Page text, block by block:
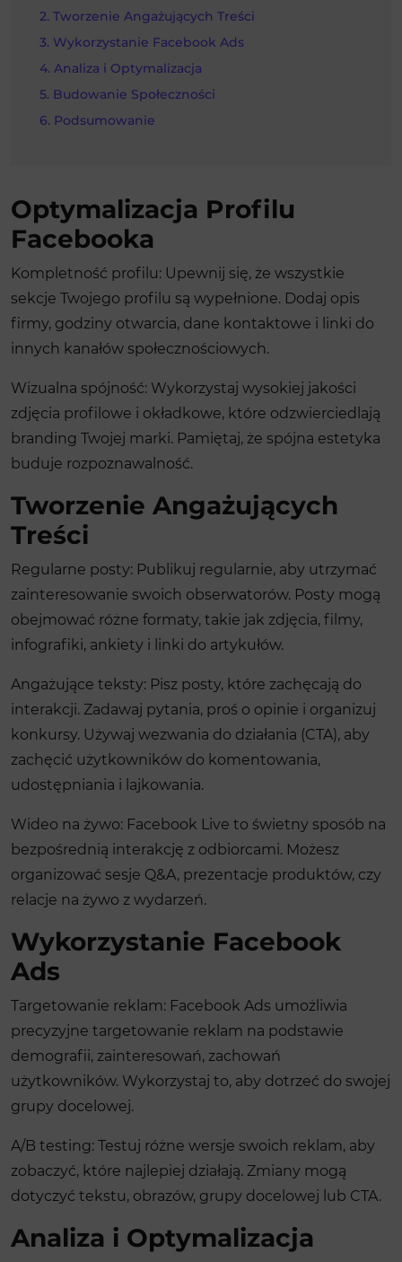
Tworzenie Angażujących Treści
Wykorzystanie Facebook Ads
Analiza i Optymalizacja
Budowanie Społeczności
Podsumowanie
Optymalizacja Profilu
Facebooka
Kompletność profilu: Upewnij się, że wszystkie
sekcje Twojego profilu są wypełnione. Dodaj opis
firmy, godziny otwarcia, dane kontaktowe i linki do
innych kanałów społecznościowych.
Wizualna spójność: Wykorzystaj wysokiej jakości
zdjęcia profilowe i okładkowe, które odzwierciedlają
branding Twojej marki. Pamiętaj, że spójna estetyka
buduje rozpoznawalność.
Tworzenie Angażujących
Treści
Regularne posty: Publikuj regularnie, aby utrzymać
zainteresowanie swoich obserwatorów. Posty mogą
obejmować różne formaty, takie jak zdjęcia, filmy,
infografiki, ankiety i linki do artykułów.
Angażujące teksty: Pisz posty, które zachęcają do
interakcji. Zadawaj pytania, proś o opinie i organizuj
konkursy. Używaj wezwania do działania (CTA), aby
zachęcić użytkowników do komentowania,
udostępniania i lajkowania.
Wideo na żywo: Facebook Live to świetny sposób na
bezpośrednią interakcję z odbiorcami. Możesz
organizować sesje Q&A, prezentacje produktów, czy
relacje na żywo z wydarzeń.
Wykorzystanie Facebook
Ads
Targetowanie reklam: Facebook Ads umożliwia
precyzyjne targetowanie reklam na podstawie
demografii, zainteresowań, zachowań
użytkowników. Wykorzystaj to, aby dotrzeć do swojej
grupy docelowej.
A/B testing: Testuj różne wersje swoich reklam, aby
zobaczyć, które najlepiej działają. Zmiany mogą
dotyczyć tekstu, obrazów, grupy docelowej lub CTA.
Analiza i Optymalizacja